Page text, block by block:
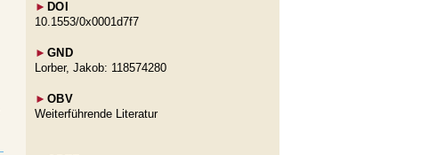
► DOI
10.1553/0x0001d7f7
► GND
Lorber, Jakob: 118574280
► OBV
Weiterführende Literatur